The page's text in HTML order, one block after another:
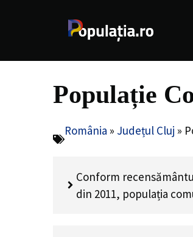
Populație
România » Județul Cluj »
Conform
din 2011, populația